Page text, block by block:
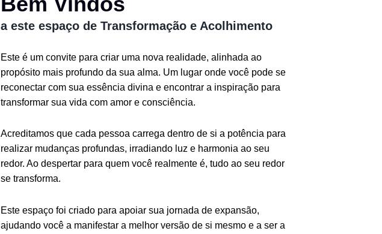
a este espaço de Transformação e Acolhimento
Este é um convite para criar uma nova realidade, alinhada ao
propósito mais profundo da sua alma. Um lugar onde você pode se
reconectar com sua essência divina e encontrar a inspiração para
transformar sua vida com amor e consciência.
Acreditamos que cada pessoa carrega dentro de si a potência para
realizar mudanças profundas, irradiando luz e harmonia ao seu
redor. Ao despertar para quem você realmente é, tudo ao seu redor
se transforma.
Este espaço foi criado para apoiar sua jornada de expansão,
ajudando você a manifestar a melhor versão de si mesmo e a ser a